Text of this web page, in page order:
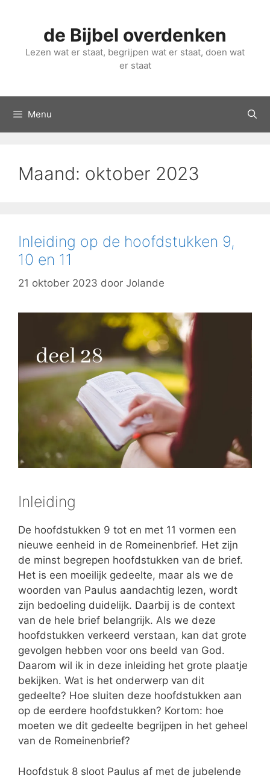
inhoud
de Bijbel overdenken
Lezen wat er staat, begrijpen wat er staat, doen wat
er staat
Menu
Maand: oktober 2023
Inleiding op de hoofdstukken 9,
10 en 11
21 oktober 2023 door Jolande
Inleiding
De hoofdstukken 9 tot en met 11 vormen een
nieuwe eenheid in de Romeinenbrief. Het zijn
de minst begrepen hoofdstukken van de brief.
Het is een moeilijk gedeelte, maar als we de
woorden van Paulus aandachtig lezen, wordt
zijn bedoeling duidelijk. Daarbij is de context
van de hele brief belangrijk. Als we deze
hoofdstukken verkeerd verstaan, kan dat grote
gevolgen hebben voor ons beeld van God.
Daarom wil ik in deze inleiding het grote plaatje
bekijken. Wat is het onderwerp van dit
gedeelte? Hoe sluiten deze hoofdstukken aan
op de eerdere hoofdstukken? Kortom: hoe
moeten we dit gedeelte begrijpen in het geheel
van de Romeinenbrief?
Hoofdstuk 8 sloot Paulus af met de jubelende